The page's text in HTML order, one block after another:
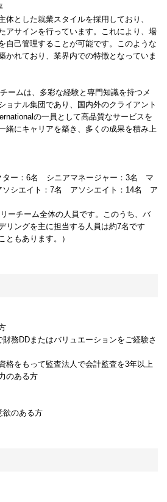
体とした就業スタイルを採用しており、
アサインを行っています。これにより、場
自己管理することが可能です。このような
かれており、業界内での特徴となっていま
ームは、多彩な経験と専門知識を持つメ
ョナル集団であり、国内外のクライアント
の一員として高品質なサービスを
緒にキャリアを築き、多くの成果を積み上
ー：6名 シニアマネージャー：3名 マ
シエイト：7名 アソシエイト：14名 ア
ーチーム全体の人員です。このうち、バ
リングを主に担当する人員は約7名です
ともあります。）
務DDまたはバリュエーションをご経験さ
格をもって監査法人で会計監査を3年以上
のある方
欲のある方